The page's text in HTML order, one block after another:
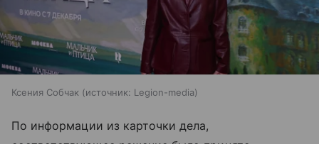
Ксения Собчак источник: Legion-media
По информации из карточки дела,